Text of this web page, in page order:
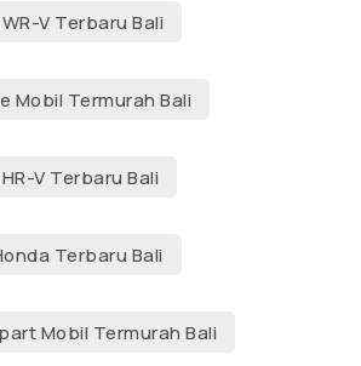
V Terbaru Bali
Mobil Termurah Bali
V Terbaru Bali
Terbaru Bali
Mobil Termurah Bali